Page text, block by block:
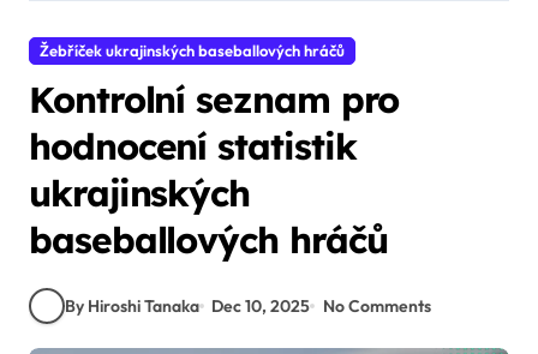
Žebříček ukrajinských baseballových hráčů
Kontrolní seznam pro
hodnocení statistik
ukrajinských
baseballových hráčů
By Hiroshi Tanaka Dec 10, 2025 No Comments